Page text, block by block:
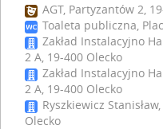
AGT, Partyzantów 2,
Toaleta publiczna,
Zakład Instalacyjno
2 A, 19-400 Olecko
Zakład Instalacyjno
2 A, 19-400 Olecko
Ryszkiewicz
Olecko